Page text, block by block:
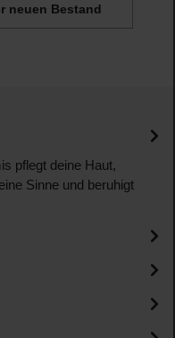
neuen Bestand
pflegt deine Haut,
Sinne und beruhigt